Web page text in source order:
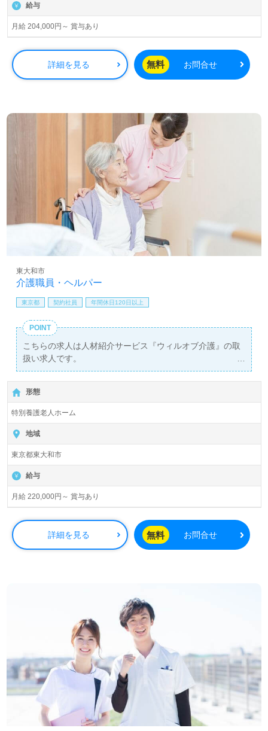
給与
月給 204,000円～ 賞与あり
詳細を見る 無料 お問合せ
介護職員・ヘルパー
東大和市
東京都 契約社員 年間休日120日以上
POINT
こちらの求人は人材紹介サービス『ウィルオブ介護』の取
扱い求人です。
詳細に関してお気軽にご相談ください♪
【無料】で皆さんの転職活動をサポートいたします。
形態
特別養護老人ホーム
地域
東京都東大和市
給与
月給 220,000円～ 賞与あり
詳細を見る 無料 お問合せ